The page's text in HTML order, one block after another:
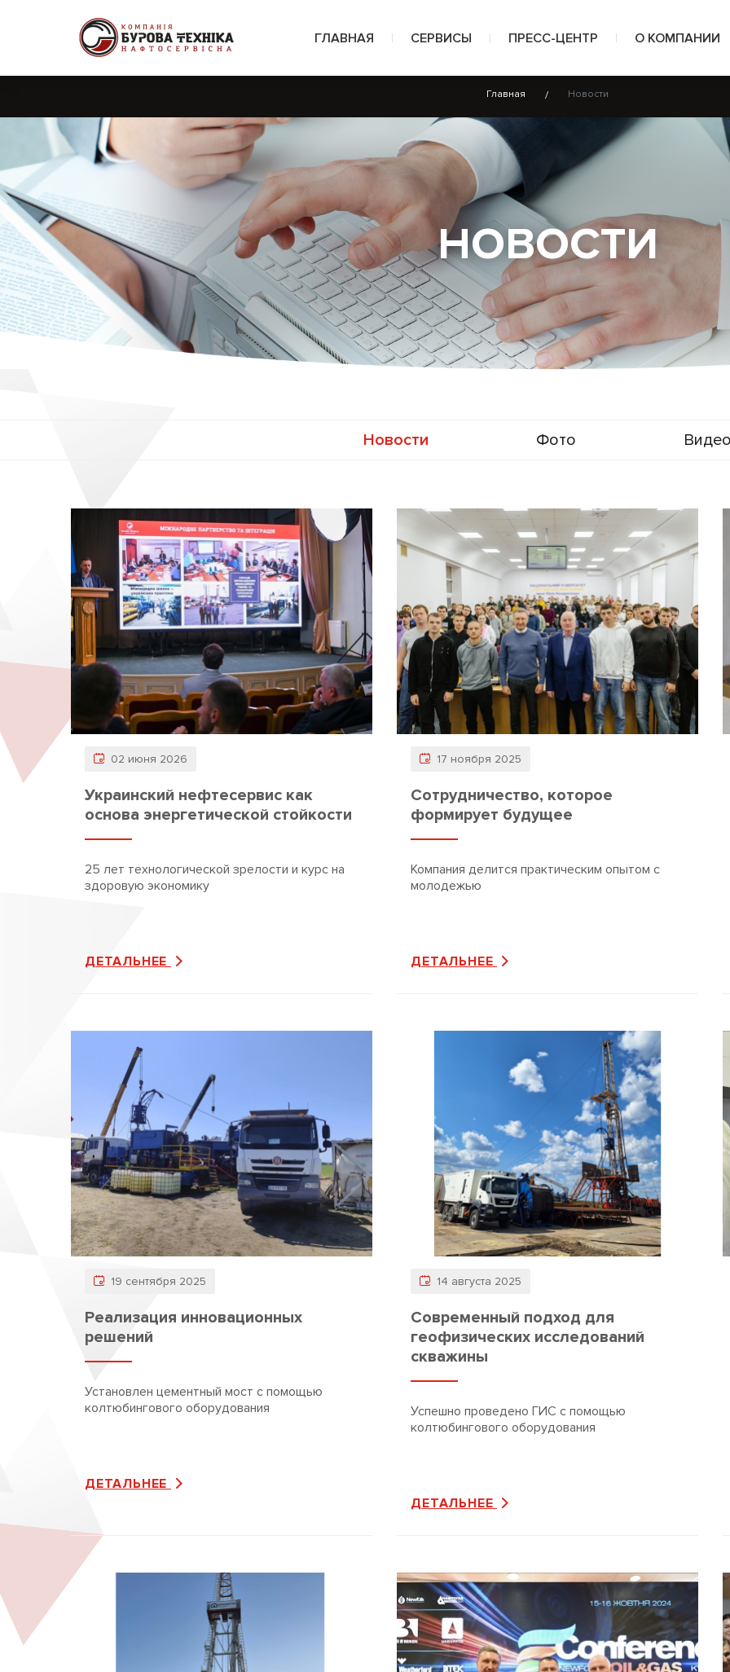
ГЛАВНАЯ СЕРВИСЫ
Проекты на сооружение скважин
Наклонно-направленное бурение
Буровые растворы и специальные жидкости
Капитальный ремонт скважин и колтюбинговые
Интегрированное управление проектам
Охрана труда и промышленная безопасность
Экология и охрана окружающей среды
ПРЕСС-ЦЕНТР
Новости
Фото
Видео
О КОМПАНИИ
Заказчики и
Отзывы и
Документы
Главная Новости
НОВОСТИ
Новости Фото
02 июня 2026
Украинский нефтесервис как
основа энергетической стойкости
25 лет технологической зрелости и курс на
здоровую экономику
ДЕТАЛЬНЕЕ
17 ноября 2025
Сотрудничество, которое
формирует будущее
Компания делится практическим опытом с
молодежью
ДЕТАЛЬНЕЕ
19 сентября 2025
Реализация инновационных
решений
Установлен цементный мост с помощью
колтюбингового оборудования
ДЕТАЛЬНЕЕ
14 августа 2025
Современный подход для
геофизических исследований
скважины
Успешно проведено ГИС с помощью
колтюбингового оборудования
ДЕТАЛЬНЕЕ